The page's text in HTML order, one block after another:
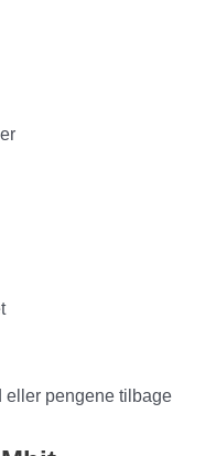
eller pengene tilbage